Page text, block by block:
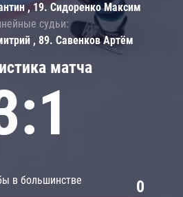
матча
в большинстве 0
, 19. Сидоренко Максим
судьи:
, 89. Савенков Артём